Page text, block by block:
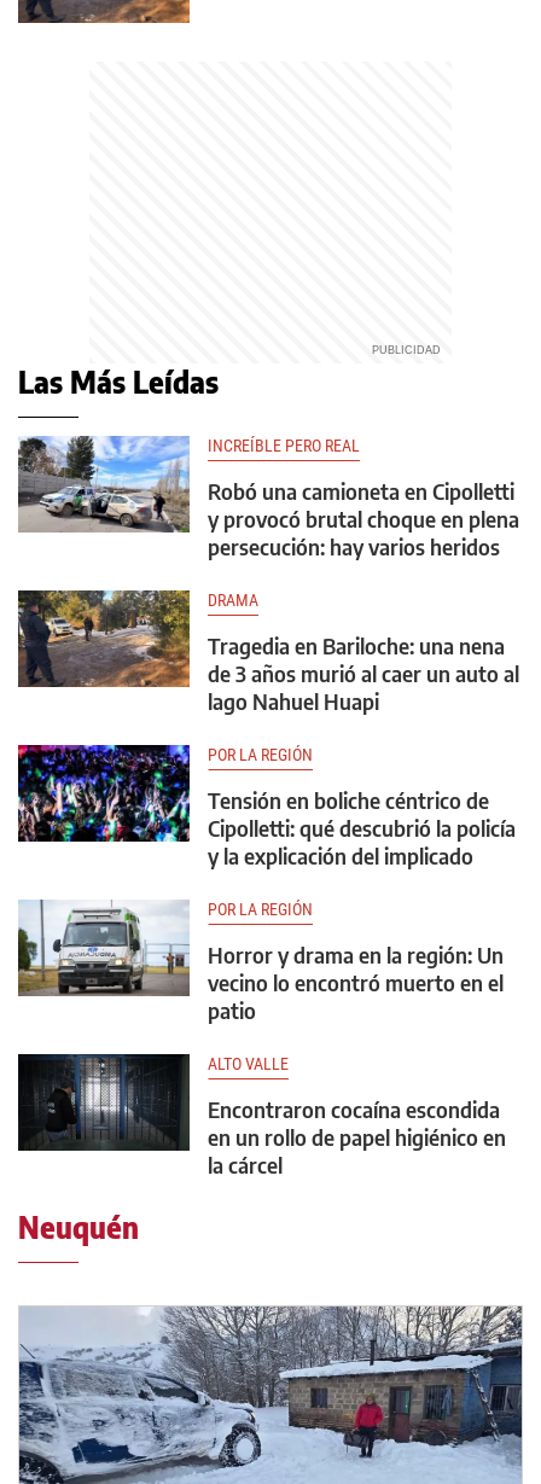
Las Más Leídas
INCREÍBLE PERO REAL
Robó una camioneta en Cipolletti
y provocó brutal choque en plena
persecución: hay varios heridos
DRAMA
Tragedia en Bariloche: una nena
de 3 años murió al caer un auto al
lago Nahuel Huapi
POR LA REGIÓN
Tensión en boliche céntrico de
Cipolletti: qué descubrió la policía
y la explicación del implicado
POR LA REGIÓN
Horror y drama en la región: Un
vecino lo encontró muerto en el
patio
ALTO VALLE
Encontraron cocaína escondida
en un rollo de papel higiénico en
la cárcel
Neuquén